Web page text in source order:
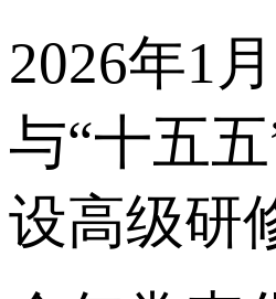
2026年1
与“十五
设高级研